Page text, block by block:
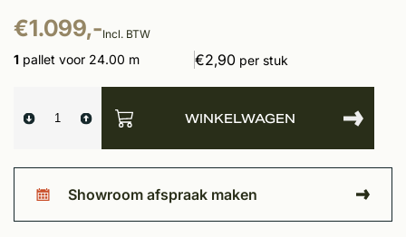
€1.099,-Incl. BTW
1 pallet voor 24.00 m €2,90 per stuk
WINKELWAGEN
Showroom afspraak maken